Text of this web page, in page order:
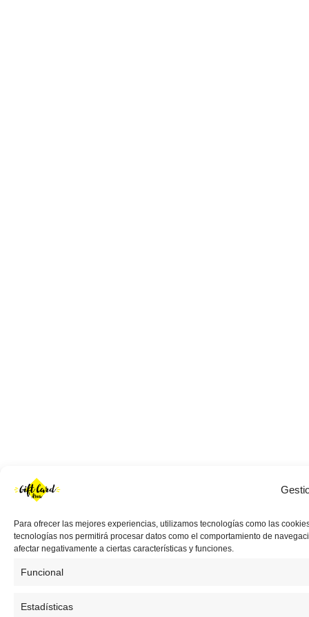
Para ofrecer las mejores experiencias, utilizamos tecnologías como las
tecnologías nos permitirá procesar datos como el comportamiento de
afectar negativamente a ciertas características y funciones.
Funcional
Estadísticas